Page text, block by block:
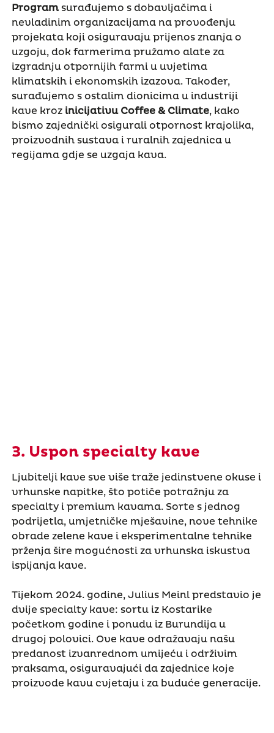
Program surađujemo s dobavljačima i
nevladinim organizacijama na provođenju
projekata koji osiguravaju prijenos znanja o
uzgoju, dok farmerima pružamo alate za
izgradnju otpornijih farmi u uvjetima
klimatskih i ekonomskih izazova. Također,
surađujemo s ostalim dionicima u industriji
kave kroz inicijativu Coffee & Climate, kako
bismo zajednički osigurali otpornost krajolika,
proizvodnih sustava i ruralnih zajednica u
regijama gdje se uzgaja kava.
3. Uspon specialty kave
Ljubitelji kave sve više traže jedinstvene okuse i
vrhunske napitke, što potiče potražnju za
specialty i premium kavama. Sorte s jednog
podrijetla, umjetničke mješavine, nove tehnike
obrade zelene kave i eksperimentalne tehnike
prženja šire mogućnosti za vrhunska iskustva
ispijanja kave.
Tijekom 2024. godine, Julius Meinl predstavio je
dvije specialty kave: sortu iz Kostarike
početkom godine i ponudu iz Burundija u
drugoj polovici. Ove kave odražavaju našu
predanost izvanrednom umijeću i održivim
praksama, osiguravajući da zajednice koje
proizvode kavu cvjetaju i za buduće generacije.